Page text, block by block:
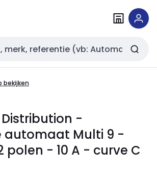
bekijken
-
automaat Multi 9 -
polen - 10 A - curve C